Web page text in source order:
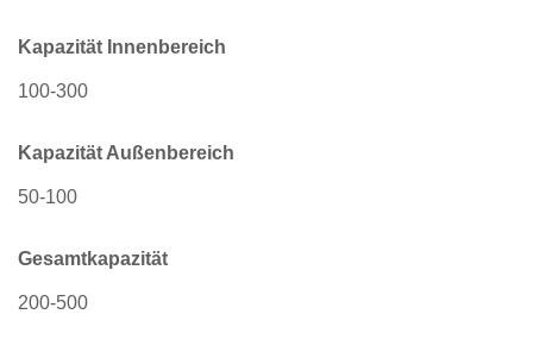
Kapazität Innenbereich
100-300
Kapazität Außenbereich
50-100
Gesamtkapazität
200-500